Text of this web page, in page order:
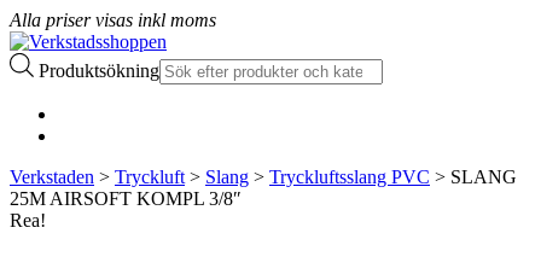
Alla priser visas inkl moms
Produktsökning
Verkstaden > Tryckluft > Slang > Tryckluftsslang PVC > SLANG
25M AIRSOFT KOMPL 3/8″
Rea!